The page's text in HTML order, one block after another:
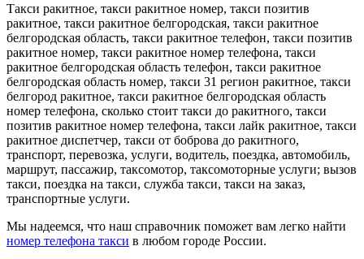
Такси ракитное, такси ракитное номер, такси позитив
ракитное, такси ракитное белгородская, такси ракитное
белгородская область, такси ракитное телефон, такси позитив
ракитное номер, такси ракитное номер телефона, такси
ракитное белгородская область телефон, такси ракитное
белгородская область номер, такси 31 регион ракитное, такси
белгород ракитное, такси ракитное белгородская область
номер телефона, сколько стоит такси до ракитного, такси
позитив ракитное номер телефона, такси лайк ракитное, такси
ракитное диспетчер, такси от боброва до ракитного,
транспорт, перевозка, услуги, водитель, поездка, автомобиль,
маршрут, пассажир, таксомотор, таксомоторные услуги; вызов
такси, поездка на такси, служба такси, такси на заказ,
транспортные услуги.
Мы надеемся, что наш справочник поможет вам легко найти
номер телефона такси в любом городе России.